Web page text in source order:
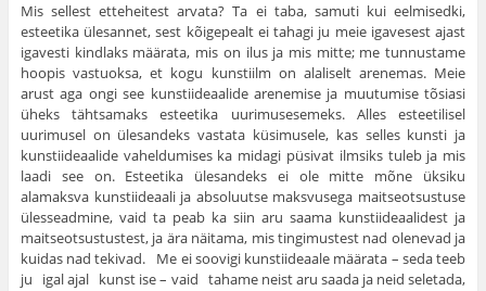
Mis sellest etteheitest arvata? Ta ei taba, samuti kui eelmisedki,
esteetika ülesannet, sest kõigepealt ei tahagi ju meie igavesest ajast
igavesti kindlaks määrata, mis on ilus ja mis mitte; me tunnustame
hoopis vastuoksa, et kogu kunstiilm on alaliselt arenemas. Meie
arust aga ongi see kunstiideaalide arenemise ja muutumise tõsiasi
üheks tähtsamaks esteetika uurimusesemeks. Alles estee­tilisel
uurimusel on ülesandeks vastata küsimusele, kas selles kunsti ja
kunstiideaalide vaheldumises ka midagi püsi­vat ilmsiks tuleb ja mis
laadi see on. Esteetika ülesandeks ei ole mitte mõne üksiku
alamaksva kunstiideaali ja abso­luutse maksvusega maitseotsustuse
ülesseadmine, vaid ta peab ka siin aru saama kunstiideaalidest ja
maitseotsustus­test, ja ära näitama, mis tingimustest nad olenevad ja
kuidas nad tekivad. Me ei soovigi kunstiideaale määrata – seda teeb
ju igal ajal kunst ise – vaid tahame neist aru saada ja neid seletada,